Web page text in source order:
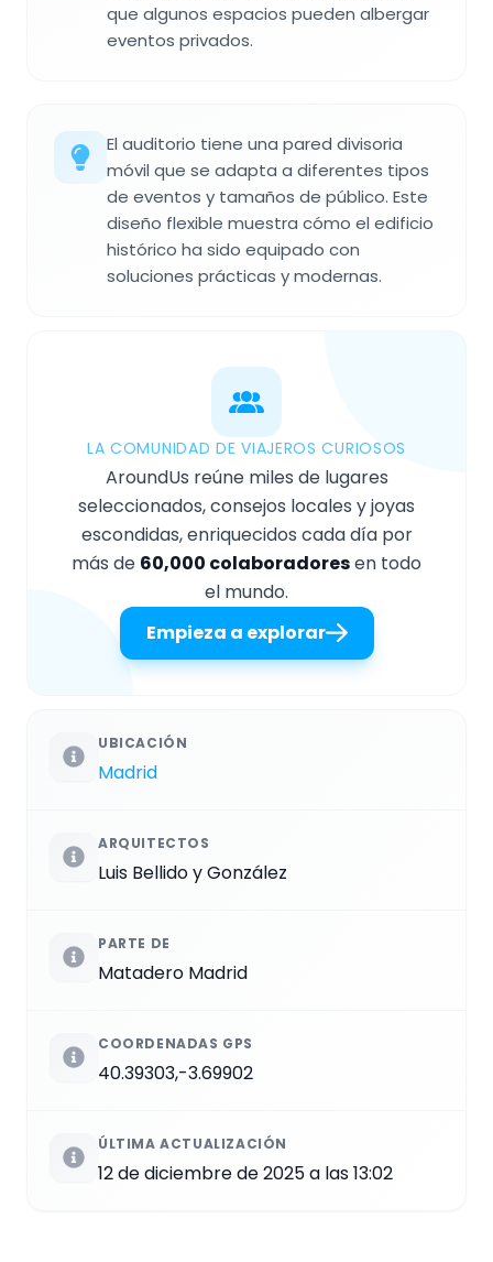
que algunos espacios pueden albergar
eventos privados.
El auditorio tiene una pared divisoria
móvil que se adapta a diferentes tipos
de eventos y tamaños de público. Este
diseño flexible muestra cómo el edificio
histórico ha sido equipado con
soluciones prácticas y modernas.
LA COMUNIDAD DE VIAJEROS CURIOSOS
AroundUs reúne miles de lugares
seleccionados, consejos locales y joyas
escondidas, enriquecidos cada día por
más de 60,000 colaboradoresen todo
el mundo.
Empieza a explorar
UBICACIÓN
Madrid
ARQUITECTOS
Luis Bellido y González
PARTE DE
Matadero Madrid
COORDENADAS GPS
40.39303,-3.69902
ÚLTIMA ACTUALIZACIÓN
12 de diciembre de 2025 a las 13:02